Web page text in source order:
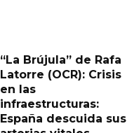
“La Brújula” de Rafa
Latorre (OCR): Crisis
en las
infraestructuras:
España descuida sus